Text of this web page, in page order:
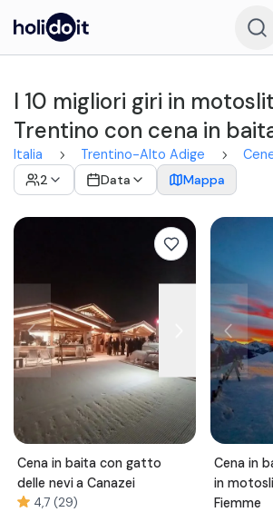
I 10 migliori giri in
Trentino con cena in
Italia Trentino-Alto Adige
2
Data Mappa
Cena in baita con gatto
delle nevi a Canazei
4,7 (29)
Cena in
in
Fiemme